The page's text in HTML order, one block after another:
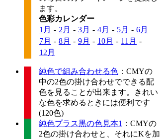
ます。
色彩カレンダー
1月 - 2月 - 3月 - 4月 - 5月 - 6月
7月 - 8月 - 9月 - 10月 - 11月 -
12月
純色で組み合わせる色 ：CMYの
中の2色の掛け合わせでできる配
色を見ることが出来ます。きれい
な色を求めるときには便利です
(120色)
純色プラス黒の色見本1 ：CMYの
2色の掛け合わせと、それにKを加